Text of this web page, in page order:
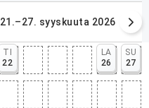
21.–27. syyskuuta 2026
TI
22
LA
26
SU
27